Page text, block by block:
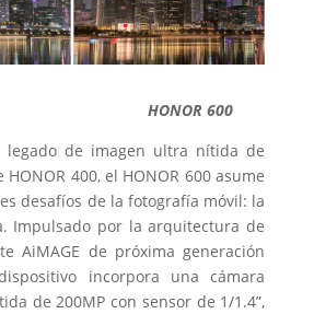
HONOR 600
legado de imagen ultra nítida de
400, el HONOR 600 asume
desafíos de la fotografía móvil: la
Impulsado por la arquitectura de
AiMAGE de próxima generación
incorpora una cámara
de 200MP con sensor de 1/1.4”,